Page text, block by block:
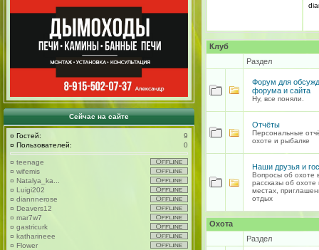
Сейчас на сайте
¤ Гостей:
9
¤ Пользователей: 0
¤ teenage
¤ wifemis
¤ Natalya_ka...
¤ Luigi202
¤ diannnerose
¤ Deavers12
¤ mar7w7
¤ gastricurk
¤ katharineee
¤ Flower
Клуб
Раздел
Форум для
форума и сайта
Ну, все поняли.
Отчёты
Персональные
охоте и рыбалке
Наши друзья и
Вопросы об охоте
рассказы об охоте
местах,
отдых
Охота
Раздел